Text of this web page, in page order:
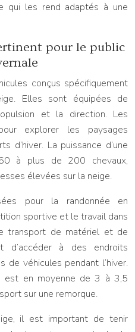
qui les rend adaptés à une
pour le public
conçus spécifiquement
Elles sont équipées de
et la direction. Les
explorer les paysages
d’hiver. La puissance d’une
à plus de 200 chevaux,
élevées sur la neige.
pour la randonnée en
sportive et le travail dans
transport de matériel et de
d’accéder à des endroits
de véhicules pendant l’hiver.
est en moyenne de 3 à 3,5
sur une remorque.
il est important de tenir